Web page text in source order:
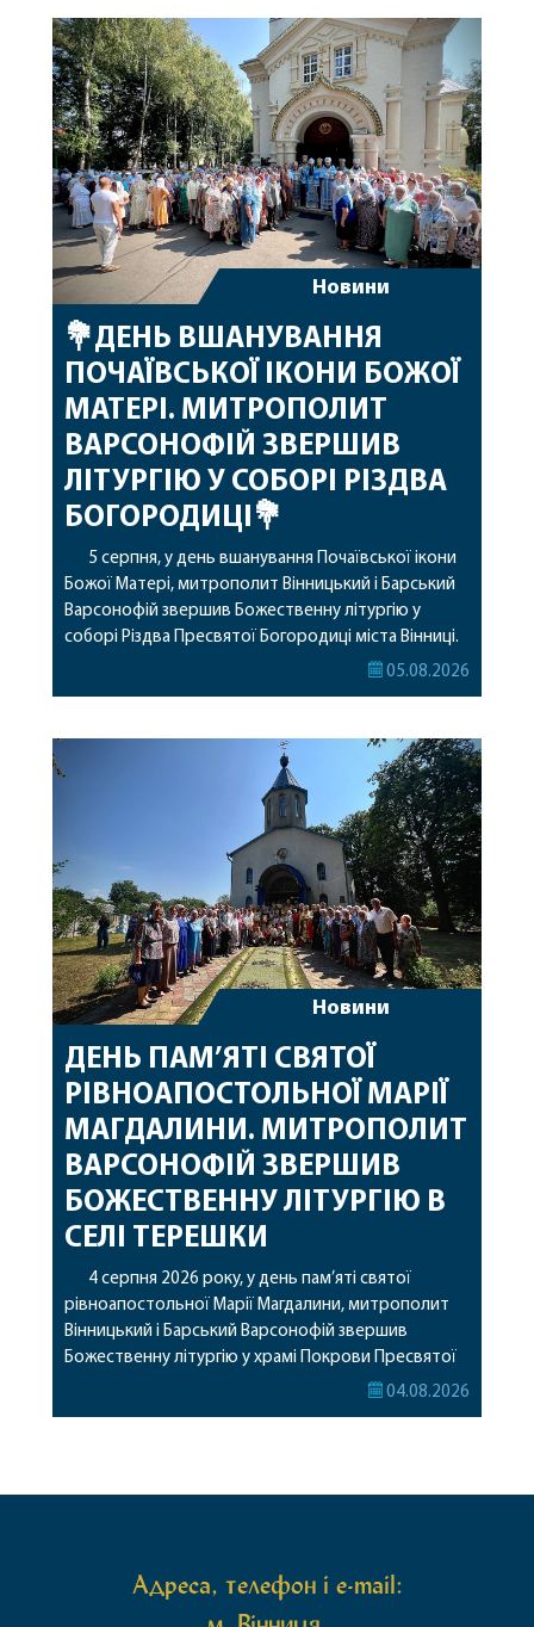
побажавши йому міцного здоров’я, Божої
допомоги, миру, духовної радості та
благословенних успіхів у подальшому
архіпастирському служінні. […]
Новини
💐ДЕНЬ ВШАНУВАННЯ
ПОЧАЇВСЬКОЇ ІКОНИ БОЖОЇ
МАТЕРІ. МИТРОПОЛИТ
ВАРСОНОФІЙ ЗВЕРШИВ
ЛІТУРГІЮ У СОБОРІ РІЗДВА
БОГОРОДИЦІ💐
5 серпня, у день вшанування Почаївської ікони
Божої Матері, митрополит Вінницький і Барський
Варсонофій звершив Божественну літургію у
соборі Різдва Пресвятої Богородиці міста Вінниці.
Його Високопреосвященству співслужили
священному сані. Під час богослужіння підносилися
особливі молитви за мир в Україні, за воїнів, які
05.08.2026
Новини
ДЕНЬ ПАМ’ЯТІ СВЯТОЇ
РІВНОАПОСТОЛЬНОЇ МАРІЇ
МАГДАЛИНИ. МИТРОПОЛИТ
ВАРСОНОФІЙ ЗВЕРШИВ
БОЖЕСТВЕННУ ЛІТУРГІЮ В
СЕЛІ ТЕРЕШКИ
4 серпня 2026 року, у день пам’яті святої
рівноапостольної Марії Магдалини, митрополит
Вінницький і Барський Варсонофій звершив
Божественну літургію у храмі Покрови Пресвятої
Богородиці села Терешки Барського благочиння.
04.08.2026
Адреса, телефон і e-mail: